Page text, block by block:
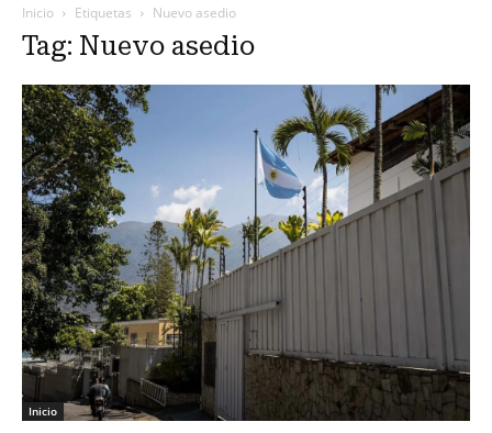
Inicio Etiquetas Nuevo asedio
Tag: Nuevo asedio
Inicio